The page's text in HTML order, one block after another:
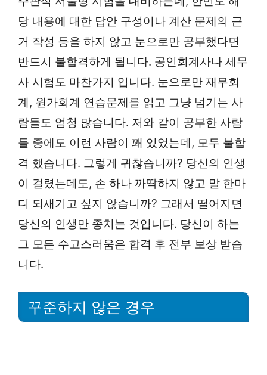
당 내용에 대한 답안 구성이나 계산 문제의 근
거 작성 등을 하지 않고 눈으로만 공부했다면
반드시 불합격하게 됩니다. 공인회계사나 세무
사 시험도 마찬가지 입니다. 눈으로만 재무회
계, 원가회계 연습문제를 읽고 그냥 넘기는 사
람들도 엄청 많습니다. 저와 같이 공부한 사람
들 중에도 이런 사람이 꽤 있었는데, 모두 불합
격 했습니다. 그렇게 귀찮습니까? 당신의 인생
이 걸렸는데도, 손 하나 까딱하지 않고 말 한마
디 되새기고 싶지 않습니까? 그래서 떨어지면
당신의 인생만 종치는 것입니다. 당신이 하는
그 모든 수고스러움은 합격 후 전부 보상 받습
니다.
꾸준하지 않은 경우